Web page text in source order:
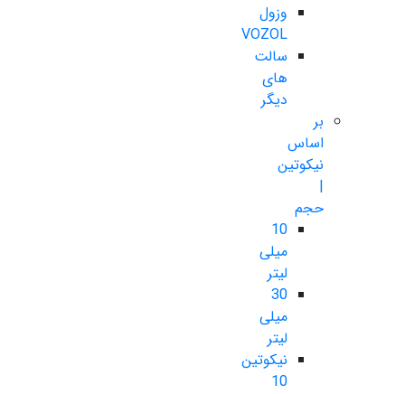
وزول
VOZOL
سالت
های
دیگر
بر
اساس
نیکوتین
|
حجم
10
میلی
لیتر
30
میلی
لیتر
نیکوتین
10